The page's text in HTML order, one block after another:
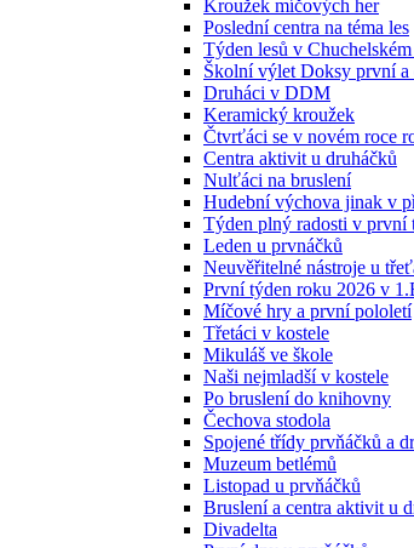
Kroužek míčových her
Poslední centra na téma les
Týden lesů v
Školní výlet Doksy první a
Druháci v DDM
Keramický kroužek
Čtvrťáci se v novém roce
Centra aktivit u druháčků
Nulťáci na bruslení
Hudební výchova jinak v
Týden plný radosti v první
Leden u prvnáčků
Neuvěřitelné nástroje u
První týden roku 2026 v
Míčové hry a první pololetí
Třetáci v kostele
Mikuláš ve škole
Naši nejmladší v kostele
Po bruslení do knihovny
Čechova stodola
Spojené třídy prvňáčků a
Muzeum betlémů
Listopad u prvňáčků
Bruslení a centra aktivit u
Divadelta